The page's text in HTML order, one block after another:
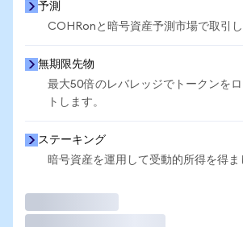
予測
COHRonと暗号資産予測市場で取引し
無期限先物
最大50倍のレバレッジでトークンを
トします。
ステーキング
暗号資産を運用して受動的所得を得ま